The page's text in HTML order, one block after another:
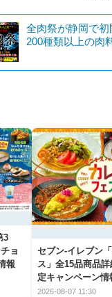
全肉祭が静岡で
200種類以上の肉
3
ョ
報
セブン‐イレブン
ス」全15品商品
定キャンペーン情
2026-08-07 11:30